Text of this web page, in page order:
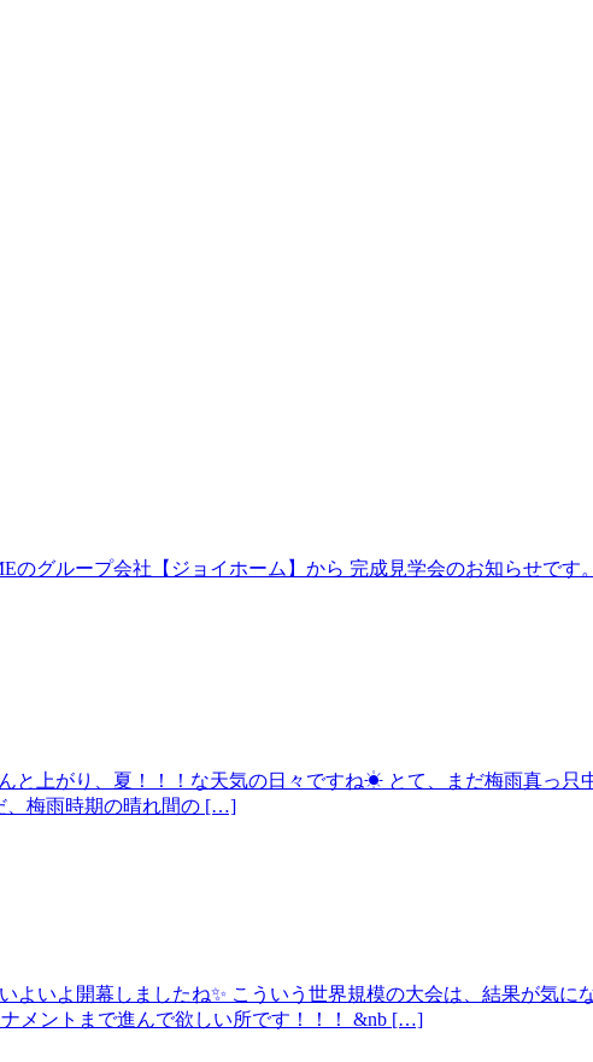
のグループ会社【ジョイホーム】から 完成見学会のお知らせ
上がり、夏！！！な天気の日々ですね☀ とて、まだ梅雨真っ只
、梅雨時期の晴れ間の […]
いよ開幕しましたね✨ こういう世界規模の大会は、結果が気に
メントまで進んで欲しい所です！！！ &nb […]